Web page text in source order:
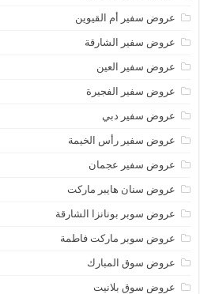
عروض سفير أم القيوين
عروض سفير الشارقة
عروض سفير العين
عروض سفير الفجيرة
عروض سفير دبي
عروض سفير رأس الخيمة
عروض سفير عجمان
عروض سنان هايبر ماركت
عروض سوبر بونانزا الشارقة
عروض سوبر ماركت فاطمة
عروض سوق المبارك
عروض سوق بلانيت